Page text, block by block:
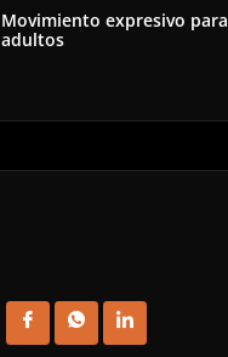
Movimiento expresivo para
adultos